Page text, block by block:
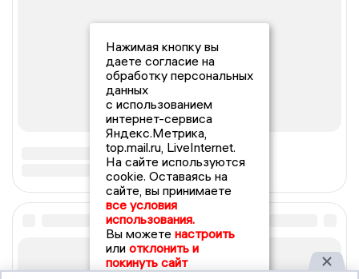
Нажимая кнопку вы
даете согласие на
обработку персональных
данных
с использованием
интернет-сервиса
Яндекс.Метрика,
top.mail.ru, LiveInternet.
На сайте используются
cookie. Оставаясь на
сайте, вы принимаете
все условия
использования.
Вы можете настроить
или отклонить и
покинуть сайт